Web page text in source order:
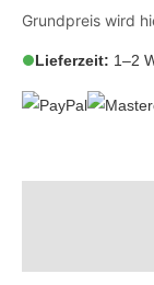
Grundpreis wird
Lieferzeit: 1–2